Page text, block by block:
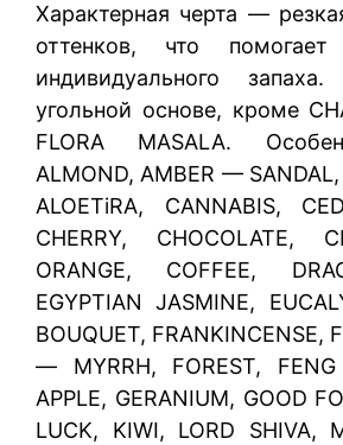
Характерная черта —
оттенков, что
индивидуального
угольной основе, кроме
FLORA MASALA.
ALMOND, AMBER — SANDAL,
ALOETiRA, CANNABIS,
CHERRY, CHOCOLATE,
ORANGE, COFFEE,
EGYPTIAN JASMINE,
BOUQUET, FRANKINCENSE,
— MYRRH, FOREST, FENG
APPLE, GERANIUM, GOOD
LUCK, KIWI, LORD SHIVA,